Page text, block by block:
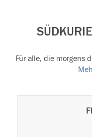
Für alle, die morgens